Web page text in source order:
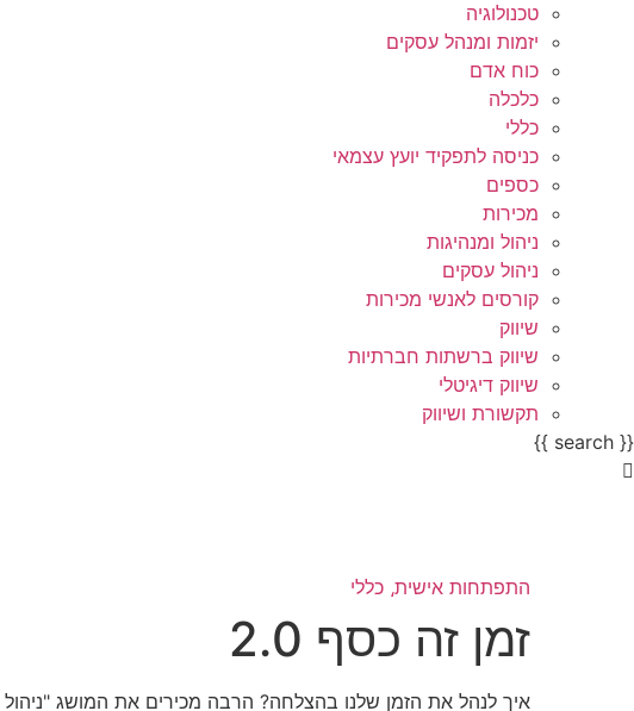
טכנולוגיה
יזמות ומנהל עסקים
כוח אדם
כלכלה
כללי
כניסה לתפקיד יועץ עצמאי
כספים
מכירות
ניהול ומנהיגות
ניהול עסקים
קורסים לאנשי מכירות
שיווק
שיווק ברשתות חברתיות
שיווק דיגיטלי
תקשורת ושיווק
{{ search }}
התפתחות אישית⸲ כללי
זמן זה כסף 2.0
איך לנהל את הזמן שלנו בהצלחה? הרבה מכירים את המושג